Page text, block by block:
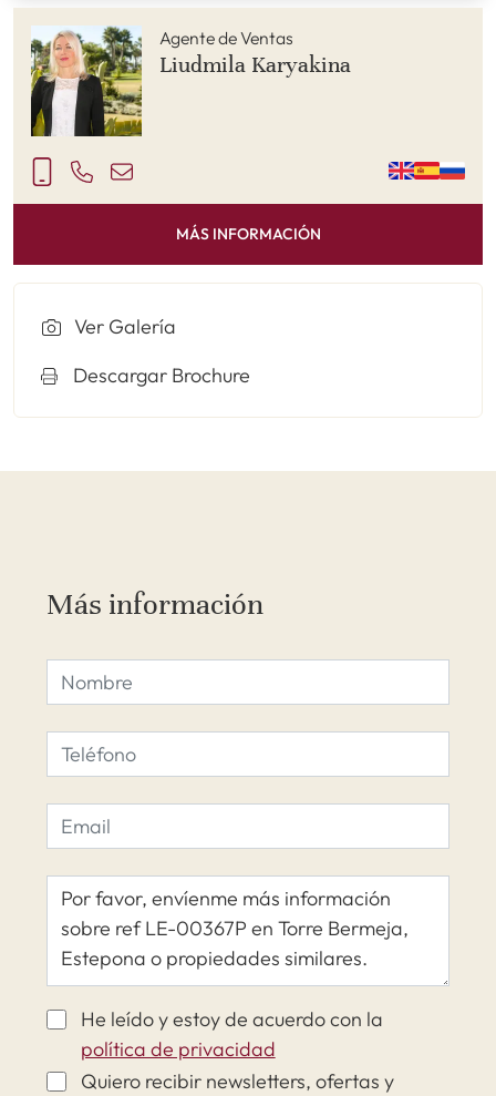
Agente de Ventas
Liudmila Karyakina
MÁS INFORMACIÓN
Ver Galería
Descargar Brochure
Más información
He leído y estoy de acuerdo con la
política de privacidad
Quiero recibir newsletters, ofertas y